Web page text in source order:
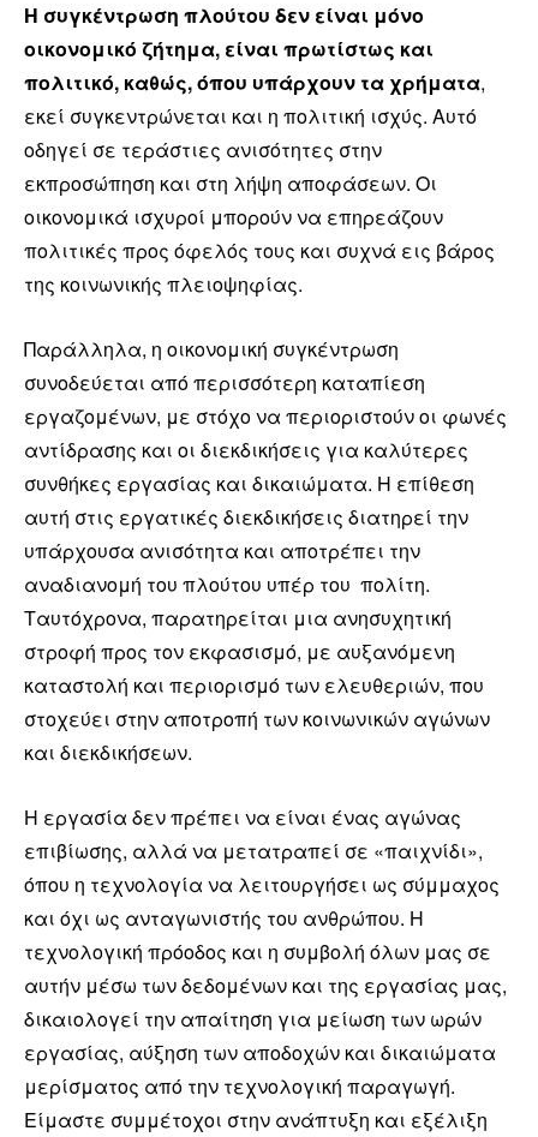
Η συγκέντρωση πλούτου δεν είναι μόνο
οικονομικό ζήτημα, είναι πρωτίστως και
πολιτικό, καθώς, όπου υπάρχουν τα χρήματα,
εκεί συγκεντρώνεται και η πολιτική ισχύς. Αυτό
οδηγεί σε τεράστιες ανισότητες στην
εκπροσώπηση και στη λήψη αποφάσεων. Οι
οικονομικά ισχυροί μπορούν να επηρεάζουν
πολιτικές προς όφελός τους και συχνά εις βάρος
της κοινωνικής πλειοψηφίας.
Παράλληλα, η οικονομική συγκέντρωση
συνοδεύεται από περισσότερη καταπίεση
εργαζομένων, με στόχο να περιοριστούν οι φωνές
αντίδρασης και οι διεκδικήσεις για καλύτερες
συνθήκες εργασίας και δικαιώματα. Η επίθεση
αυτή στις εργατικές διεκδικήσεις διατηρεί την
υπάρχουσα ανισότητα και αποτρέπει την
αναδιανομή του πλούτου υπέρ του πολίτη.
Ταυτόχρονα, παρατηρείται μια ανησυχητική
στροφή προς τον εκφασισμό, με αυξανόμενη
καταστολή και περιορισμό των ελευθεριών, που
στοχεύει στην αποτροπή των κοινωνικών αγώνων
και διεκδικήσεων.
Η εργασία δεν πρέπει να είναι ένας αγώνας
επιβίωσης, αλλά να μετατραπεί σε «παιχνίδι»,
όπου η τεχνολογία να λειτουργήσει ως σύμμαχος
και όχι ως ανταγωνιστής του ανθρώπου. Η
τεχνολογική πρόοδος και η συμβολή όλων μας σε
αυτήν μέσω των δεδομένων και της εργασίας μας,
δικαιολογεί την απαίτηση για μείωση των ωρών
εργασίας, αύξηση των αποδοχών και δικαιώματα
μερίσματος από την τεχνολογική παραγωγή.
Είμαστε συμμέτοχοι στην ανάπτυξη και εξέλιξη